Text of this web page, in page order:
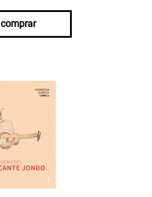
comprar